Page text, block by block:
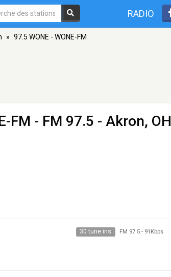
RADIO
» 97.5 WONE - WONE-FM
FM - FM 97.5 - Akron, OH
30 tune ins FM 97.5- 91Kbps